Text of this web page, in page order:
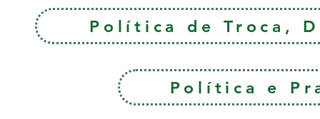
Política de Troca,
Política e